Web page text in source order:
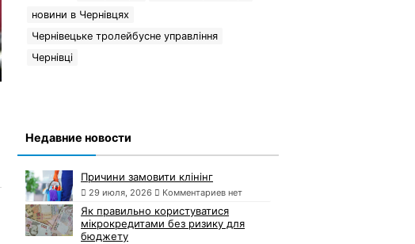
новини в Чернівцях
Чернівецьке тролейбусне управління
Чернівці
Недавние новости
Причини замовити клінінг
29 июля, 2026 Комментариев нет
Як правильно користуватися
мікрокредитами без ризику для
бюджету